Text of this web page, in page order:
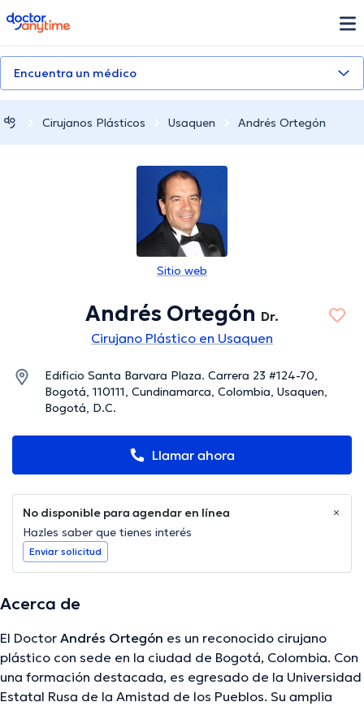
doctoranytime
Encuentra un médico
Cirujanos Plásticos Usaquen Andrés Ortegón
Sitio web
Andrés Ortegón Dr.
Cirujano Plástico en Usaquen
Edificio Santa Barvara Plaza. Carrera 23 #124-70,
Bogotá, 110111, Cundinamarca, Colombia, Usaquen,
Bogotá, D.C.
Llamar ahora
No disponible para agendar en línea
Hazles saber que tienes interés
Enviar solicitud
Acerca de
El Doctor Andrés Ortegón es un reconocido cirujano
plástico con sede en la ciudad de Bogotá, Colombia. Con
una formación destacada, es egresado de la Universidad
Estatal Rusa de la Amistad de los Pueblos. Su amplia